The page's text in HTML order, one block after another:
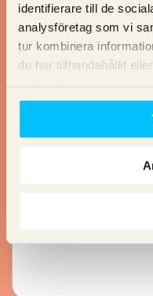
identifierare till de
analysföretag som vi
tur kombinera
du har tillhandahållit
Email
Webbplats
Beskriv vad du vill ha